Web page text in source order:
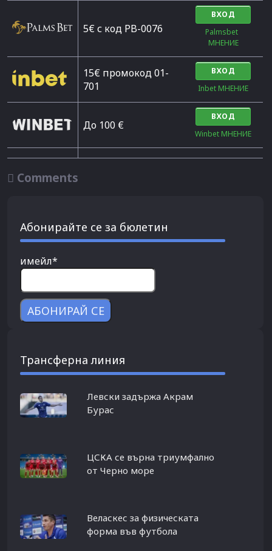
5€ с код PB-0076
ВХОД
Palmsbet
МНЕНИЕ
15€ промокод 01-
701
ВХОД
Inbet МНЕНИЕ
До 100 €
ВХОД
Winbet МНЕНИЕ
 Comments
Абонирайте се за бюлетин
имейл*
Трансферна линия
Левски задържа Акрам
Бурас
ЦСКА се върна триумфално
от Черно море
Веласкес за физическата
форма във футбола